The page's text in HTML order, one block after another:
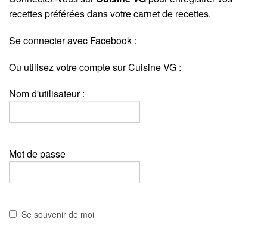
recettes préférées dans votre carnet de recettes.
Se connecter avec Facebook :
Ou utilisez votre compte sur Cuisine VG :
Nom d'utilisateur :
Mot de passe
Se souvenir de moi